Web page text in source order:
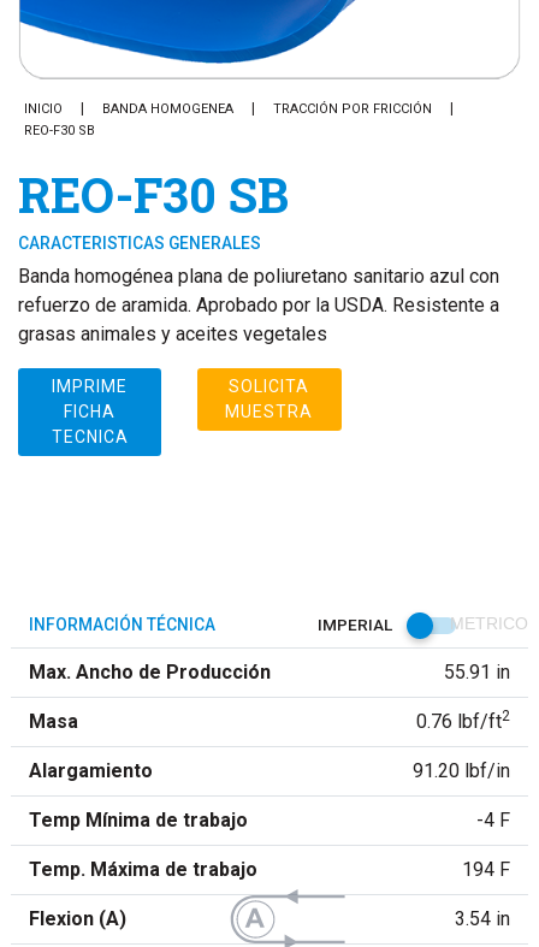
INICIO BANDA HOMOGENEA
TRACCIÓN POR FRICCIÓN
REO-F30 SB
REO-F30 SB
CARACTERISTICAS GENERALES
Banda homogénea plana de poliuretano sanitario azul con
refuerzo de aramida. Aprobado por la USDA. Resistente a
grasas animales y aceites vegetales
IMPRIME
FICHA
TECNICA
SOLICITA
MUESTRA
INFORMACIÓN TÉCNICA IMPERIAL METRICO
Max. Ancho de Producción 55.91 in
Masa 0.76 lbf/ft2
Alargamiento 91.20 lbf/in
Temp Mínima de trabajo -4 F
Temp. Máxima de trabajo 194 F
Flexion (A) 3.54 in